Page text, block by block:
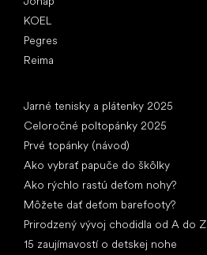
KOEL
Pegres
Reima
Jarné tenisky a plátenky 2025
Celoročné poltopánky 2025
Prvé topánky (návod)
Ako vybrať papuče do škôlky
Ako rýchlo rastú deťom nohy?
Môžete dať deťom barefooty?
Prirodzený vývoj chodidla od A do Z
15 zaujímavostí o detskej nohe